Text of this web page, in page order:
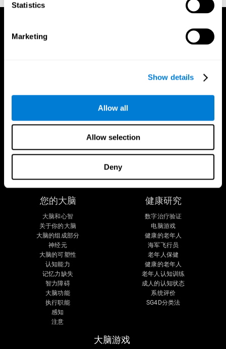
Statistics
Marketing
Show details
Allow all
Allow selection
Deny
您的大脑
大脑和心智
关于你的大脑
大脑的组成部分
神经元
大脑的可塑性
认知能力
记忆力缺失
智力障碍
大脑功能
执行职能
感知
注意
健康研究
数字治疗验证
电脑游戏
健康的老年人
海军飞行员
老年人保健
健康的老年人
老年人认知训练
成人的认知状态
系统评价
SG4D分类法
大脑游戏